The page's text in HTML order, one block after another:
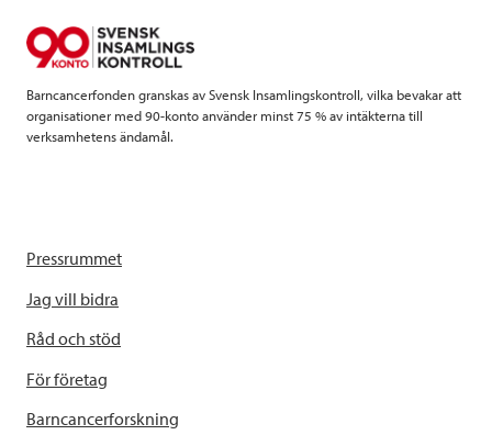
k
Barncancerfonden granskas av Svensk Insamlingskontroll, vilka bevakar att
organisationer med 90-konto använder minst 75 % av intäkterna till
verksamhetens ändamål.
Pressrummet
Jag vill bidra
Råd och stöd
För företag
Barncancerforskning